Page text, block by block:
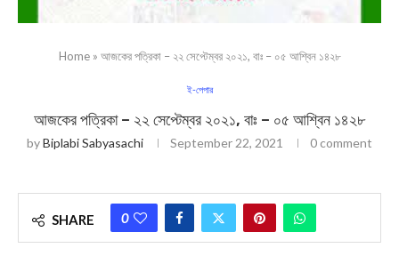
Home» আজকের পত্রিকা – ২২ সেপ্টেম্বর ২০২১, বাঃ – ০৫ আশ্বিন ১৪২৮
ই-পেপার
আজকের পত্রিকা – ২২ সেপ্টেম্বর ২০২১, বাঃ – ০৫ আশ্বিন ১৪২৮
byBiplabi Sabyasachi September 22, 2021 0 comment
SHARE 0